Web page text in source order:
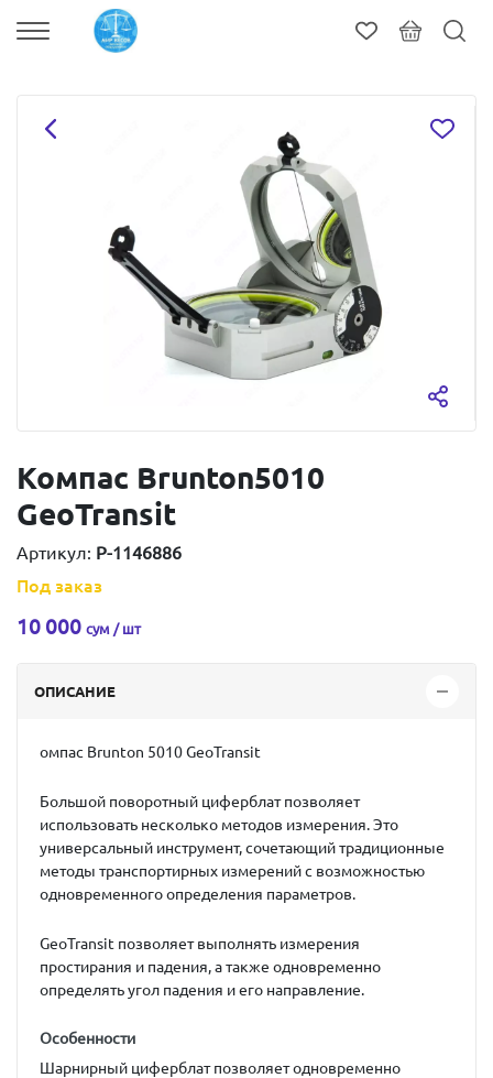
Компас Brunton5010
GeoTransit
Артикул: P-1146886
Под заказ
10 000 сум / шт
ОПИСАНИЕ
омпас Brunton 5010 GeoTransit
Большой поворотный циферблат позволяет
использовать несколько методов измерения. Это
универсальный инструмент, сочетающий традиционные
методы транспортирных измерений с возможностью
одновременного определения параметров.
GeoTransit позволяет выполнять измерения
простирания и падения, а также одновременно
определять угол падения и его направление.
Особенности
Шарнирный циферблат позволяет одновременно